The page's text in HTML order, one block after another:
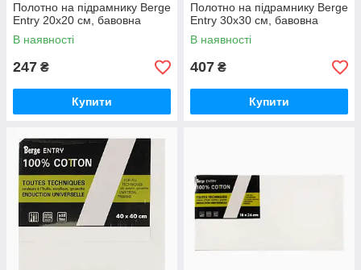
Полотно на підрамнику Berge
Entry 20х20 см, бавовна
В наявності
247 ₴
Купити
Полотно на підрамнику Berge
Entry 30х30 см, бавовна
В наявності
407 ₴
Купити